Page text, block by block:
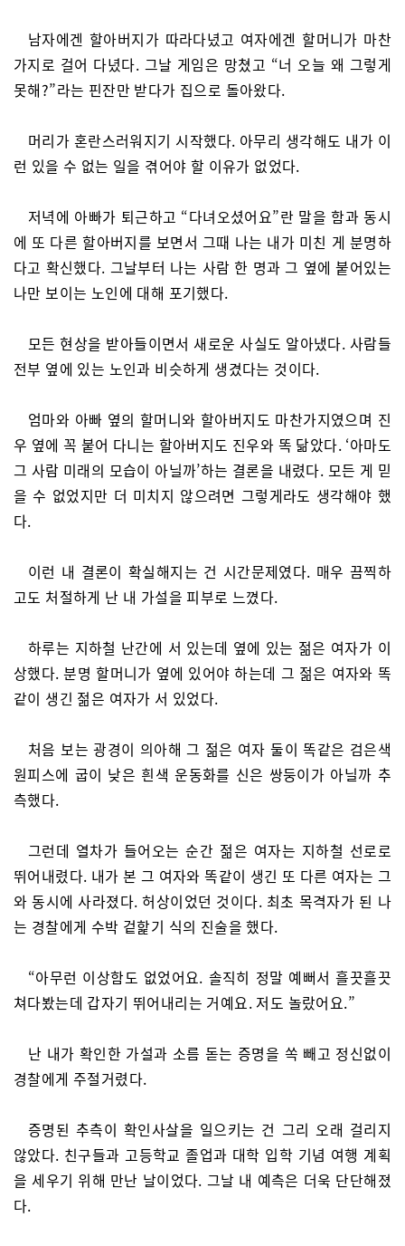
남자에겐 할아버지가 따라다녔고 여자에겐 할머니가 마찬
가지로 걸어 다녔다. 그날 게임은 망쳤고 “너 오늘 왜 그렇게
못해?”라는 핀잔만 받다가 집으로 돌아왔다.
머리가 혼란스러워지기 시작했다. 아무리 생각해도 내가 이
런 있을 수 없는 일을 겪어야 할 이유가 없었다.
저녁에 아빠가 퇴근하고 “다녀오셨어요”란 말을 함과 동시
에 또 다른 할아버지를 보면서 그때 나는 내가 미친 게 분명하
다고 확신했다. 그날부터 나는 사람 한 명과 그 옆에 붙어있는
나만 보이는 노인에 대해 포기했다.
모든 현상을 받아들이면서 새로운 사실도 알아냈다. 사람들
전부 옆에 있는 노인과 비슷하게 생겼다는 것이다.
엄마와 아빠 옆의 할머니와 할아버지도 마찬가지였으며 진
우 옆에 꼭 붙어 다니는 할아버지도 진우와 똑 닮았다. ‘아마도
그 사람 미래의 모습이 아닐까’하는 결론을 내렸다. 모든 게 믿
을 수 없었지만 더 미치지 않으려면 그렇게라도 생각해야 했
다.
이런 내 결론이 확실해지는 건 시간문제였다. 매우 끔찍하
고도 처절하게 난 내 가설을 피부로 느꼈다.
하루는 지하철 난간에 서 있는데 옆에 있는 젊은 여자가 이
상했다. 분명 할머니가 옆에 있어야 하는데 그 젊은 여자와 똑
같이 생긴 젊은 여자가 서 있었다.
처음 보는 광경이 의아해 그 젊은 여자 둘이 똑같은 검은색
원피스에 굽이 낮은 흰색 운동화를 신은 쌍둥이가 아닐까 추
측했다.
그런데 열차가 들어오는 순간 젊은 여자는 지하철 선로로
뛰어내렸다. 내가 본 그 여자와 똑같이 생긴 또 다른 여자는 그
와 동시에 사라졌다. 허상이었던 것이다. 최초 목격자가 된 나
는 경찰에게 수박 겉핥기 식의 진술을 했다.
“아무런 이상함도 없었어요. 솔직히 정말 예뻐서 흘끗흘끗
쳐다봤는데 갑자기 뛰어내리는 거예요. 저도 놀랐어요.”
난 내가 확인한 가설과 소름 돋는 증명을 쏙 빼고 정신없이
경찰에게 주절거렸다.
증명된 추측이 확인사살을 일으키는 건 그리 오래 걸리지
않았다. 친구들과 고등학교 졸업과 대학 입학 기념 여행 계획
을 세우기 위해 만난 날이었다. 그날 내 예측은 더욱 단단해졌
다.